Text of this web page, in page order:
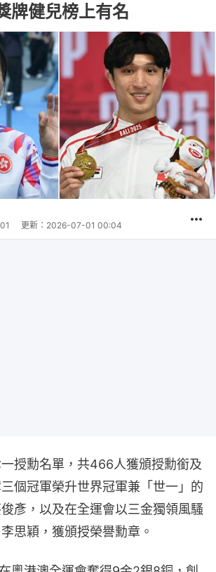
健兒榜上有名
更新： 2026-07-01 00:04
授勳名單，共466人獲頒授勳銜及
個冠軍榮升世界冠軍兼「世一」的
彥，以及在全運會以三金獨領風騷
思穎，獲頒授榮譽勳章。